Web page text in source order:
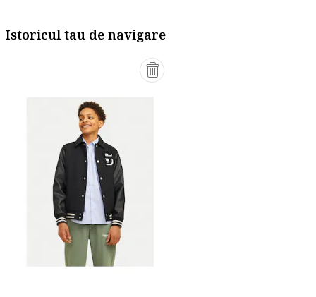
Istoricul tau de navigare